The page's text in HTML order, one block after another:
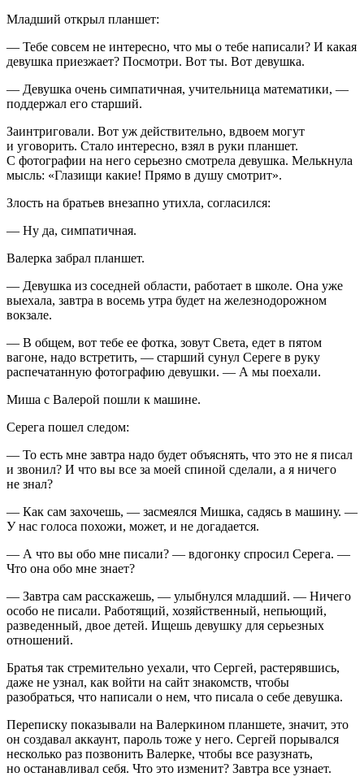
Младший открыл планшет:
— Тебе совсем не интересно, что мы о тебе написали? И какая
девушка приезжает? Посмотри. Вот ты. Вот девушка.
— Девушка очень симпатичная, учительница математики, —
поддержал его старший.
Заинтриговали. Вот уж действительно, вдвоем могут
и уговорить. Стало интересно, взял в руки планшет.
С фотографии на него серьезно смотрела девушка. Мелькнула
мысль: «Глазищи какие! Прямо в душу смотрит».
Злость на братьев внезапно утихла, согласился:
— Ну да, симпатичная.
Валерка забрал планшет.
— Девушка из соседней области, работает в школе. Она уже
выехала, завтра в восемь утра будет на железнодорожном
вокзале.
— В общем, вот тебе ее фотка, зовут Света, едет в пятом
вагоне, надо встретить, — старший сунул Сереге в руку
распечатанную фотографию девушки. — А мы поехали.
Миша с Валерой пошли к машине.
Серега пошел следом:
— То есть мне завтра надо будет объяснять, что это не я писал
и звонил? И что вы все за моей спиной сделали, а я ничего
не знал?
— Как сам захочешь, — засмеялся Мишка, садясь в машину. —
У нас голоса похожи, может, и не догадается.
— А что вы обо мне писали? — вдогонку спросил Серега. —
Что она обо мне знает?
— Завтра сам расскажешь, — улыбнулся младший. — Ничего
особо не писали. Работящий, хозяйственный, непьющий,
разведенный, двое детей. Ищешь девушку для серьезных
отношений.
Братья так стремительно уехали, что Сергей, растерявшись,
даже не узнал, как войти на сайт знакомств, чтобы
разобраться, что написали о нем, что писала о себе девушка.
Переписку показывали на Валеркином планшете, значит, это
он создавал аккаунт, пароль тоже у него. Сергей порывался
несколько раз позвонить Валерке, чтобы все разузнать,
но останавливал себя. Что это изменит? Завтра все узнает.